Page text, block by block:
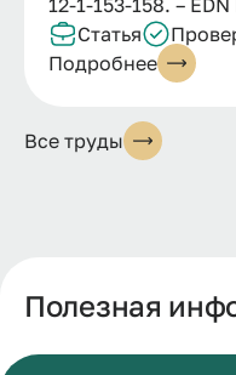
Статья
Подробнее
Все труды
Полезная